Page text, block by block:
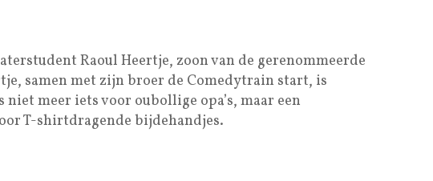
Raoul Heertje, zoon van de gerenommeerde
samen met zijn broer de Comedytrain start, is
meer iets voor oubollige opa’s, maar een
T-shirtdragende bijdehandjes.